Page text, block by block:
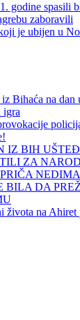
godine spasili
zaboravili
je ubijen u
Bihaća na dan
igra
IZ BIH
ZA
BILA DA
života na Ahiret